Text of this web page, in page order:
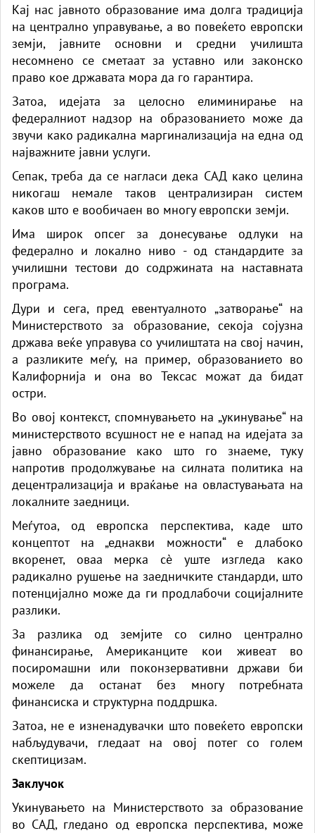
Кај нас јавното образование има долга традиција
на централно управување, а во повеќето европски
земји, јавните основни и средни училишта
несомнено се сметаат за уставно или законско
право кое државата мора да го гарантира.
Затоа, идејата за целосно елиминирање на
федералниот надзор на образованието може да
звучи како радикална маргинализација на една од
најважните јавни услуги.
Сепак, треба да се нагласи дека САД како целина
никогаш немале таков централизиран систем
каков што е вообичаен во многу европски земји.
Има широк опсег за донесување одлуки на
федерално и локално ниво - од стандардите за
училишни тестови до содржината на наставната
програма.
Дури и сега, пред евентуалното „затворање“ на
Министерството за образование, секоја сојузна
држава веќе управува со училиштата на свој начин,
а разликите меѓу, на пример, образованието во
Калифорнија и она во Тексас можат да бидат
остри.
Во овој контекст, спомнувањето на „укинување“ на
министерството всушност не е напад на идејата за
јавно образование како што го знаеме, туку
напротив продолжување на силната политика на
децентрализација и враќање на овластувањата на
локалните заедници.
Меѓутоа, од европска перспектива, каде што
концептот на „еднакви можности“ е длабоко
вкоренет, оваа мерка сè уште изгледа како
радикално рушење на заедничките стандарди, што
потенцијално може да ги продлабочи социјалните
разлики.
За разлика од земјите со силно централно
финансирање, Американците кои живеат во
посиромашни или поконзервативни држави би
можеле да останат без многу потребната
финансиска и структурна поддршка.
Затоа, не е изненадувачки што повеќето европски
набљудувачи, гледаат на овој потег со голем
скептицизам.
Заклучок
Укинувањето на Министерството за образование
во САД, гледано од европска перспектива, може